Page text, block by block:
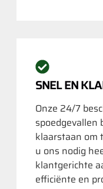
SNEL EN
Onze 24/7
spoedgevallen
klaarstaan om
u ons nodig
klantgerichte
efficiënte en